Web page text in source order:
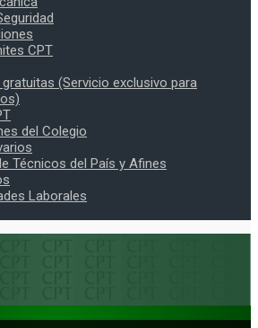
CPT
(Servicio exclusivo para
del Colegio
Técnicos del País y Afines
Laborales